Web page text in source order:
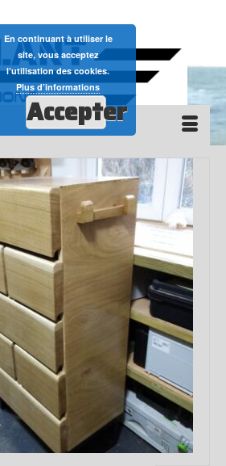
En continuant à utiliser le
site, vous acceptez
l’utilisation des cookies.
Plus d’informations
Accepter